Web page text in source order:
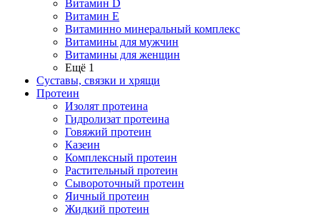
Витамин D
Витамин E
Витаминно минеральный комплекс
Витамины для мужчин
Витамины для женщин
Ещё 1
Суставы, связки и хрящи
Протеин
Изолят протеина
Гидролизат протеина
Говяжий протеин
Казеин
Комплексный протеин
Растительный протеин
Сывороточный протеин
Яичный протеин
Жидкий протеин